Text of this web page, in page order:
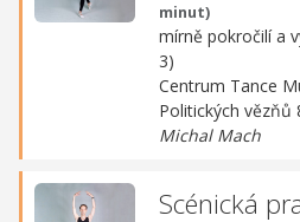
minut)
mírně pokročilí a
3)
Centrum Tance
Politických vězňů
Michal Mach
Scénická